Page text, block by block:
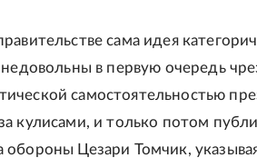
сама идея
недовольны в первую очередь
самостоятельностью
кулисами, и только потом
обороны Цезари Томчик,